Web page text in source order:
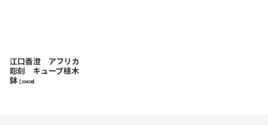
江口香澄 アフリカ
彫刻 キューブ植木
鉢
20408]